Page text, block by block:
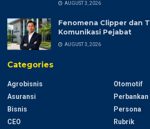
AUGUST 3, 2026
Fenomena Clipper dan
Komunikasi Pejabat
AUGUST 3, 2026
Categories
Agrobisnis
Asuransi
Bisnis
CEO
Otomotif
Perbankan
Persona
Rubrik